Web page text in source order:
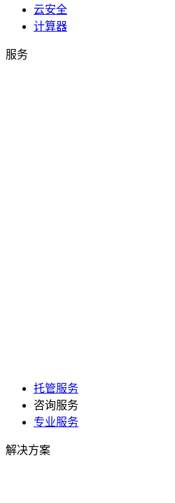
云安全
计算器
服务
托管服务
咨询服务
专业服务
解决方案